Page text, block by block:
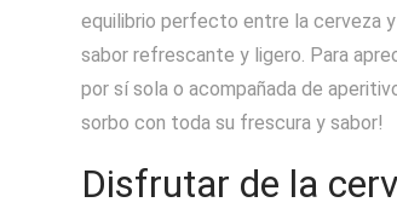
equilibrio perfecto entre la cerveza
sabor refrescante y ligero. Para
por sí sola o acompañada de
sorbo con toda su frescura y sabor!
Disfrutar de la